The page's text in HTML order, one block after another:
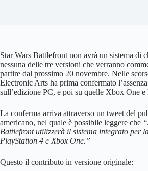
Star Wars Battlefront non avrà un sistema di
nessuna delle tre versioni che verranno
partire dal prossimo 20 novembre. Nelle
Electronic Arts ha prima confermato
sull’edizione PC, e poi su quelle Xbox One e
La conferma arriva attraverso un tweet del
americano, nel quale è possibile leggere che
Battlefront utilizzerà il sistema integrato per
PlayStation 4 e Xbox One.”
Questo il contributo in versione originale: